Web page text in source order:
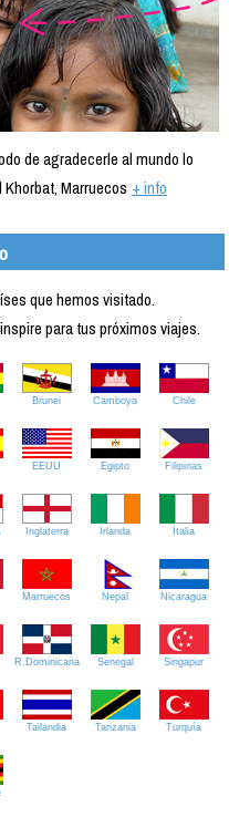
de agradecerle al mundo lo
Marruecos + info
que hemos visitado.
para tus próximos viajes.
Brunei Camboya Chile
EEUU Egipto Filipinas
Inglaterra Irlanda Italia
Marruecos Nepal Nicaragua
R.Dominicana Senegal Singapur
Tailandia Tanzania Turquía